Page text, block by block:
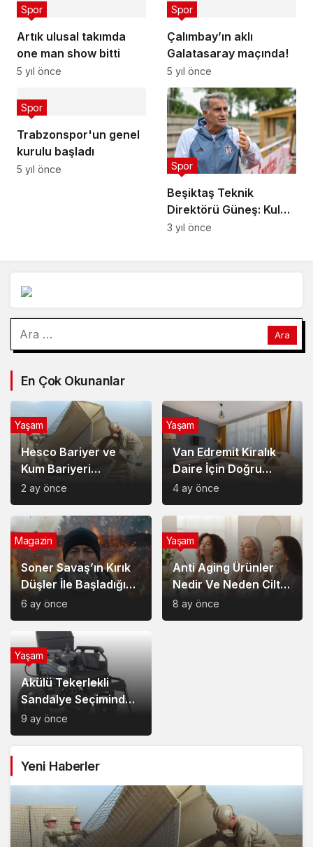
Artık ulusal takımda
one man show bitti
Spor
5 yıl önce
Çalımbay’ın aklı
Galatasaray maçında!
Spor
5 yıl önce
Trabzonspor'un genel
kurulu başladı
Spor
5 yıl önce
Beşiktaş Teknik
Direktörü Güneş: Kulüp
elinden geleni yapıyor
Spor
3 yıl önce
En Çok Okunanlar
Hesco Bariyer ve
Kum Bariyeri
Çözümlerinin
Sağladığı Avantajlar
2 ay önce
Yaşam
Van Edremit Kiralık
Daire İçin Doğru
Semt Nasıl Seçilir?
4 ay önce
Yaşam
Soner Savaş’ın Kırık
Düşler İle Başladığı
Müzik Serüveni
6 ay önce
Magazin
Anti Aging Ürünler
Nedir Ve Neden Cilt
Bakımında Temel Bir
Yerdedir?
8 ay önce
Yaşam
Akülü Tekerlekli
Sandalye Seçiminde
Dikkat Edilecek
Noktalar: Konfor,
Model Tercihi
9 ay önce
Yaşam
Yeni Haberler